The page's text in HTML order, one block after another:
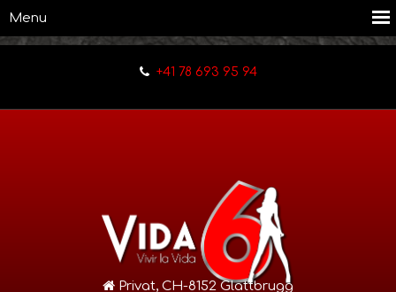
+41 78 693 95 94
Privat, CH-8152 Glattbrugg